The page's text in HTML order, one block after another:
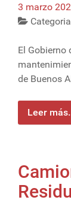
3 marzo
El Gobierno
de Buenos
Leer